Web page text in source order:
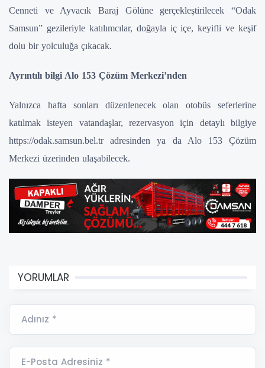
Cenneti ve Ayvacık Baraj Gölüne gerçekleştirilecek “Odak
Samsun” gezileriyle katılımcılar, doğayla iç içe, keyifli ve keşif
dolu bir yolculuğa çıkacak.
Ayrıntılı bilgi Alo 153 Çözüm Merkezi’nden
Yalnızca hafta sonları düzenlenecek olan otobüs seferlerine
katılmak isteyen vatandaşlar, rezervasyon için detaylı bilgiye
https://odak.samsun.bel.tr adresinden ya da Alo 153 Çözüm
Merkezi üzerinden ulaşabilecek.
YORUMLAR
Adınız *
E-Posta Adresiniz *